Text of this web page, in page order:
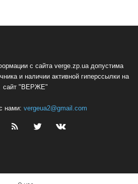
с сайта verge.zp.ua допустима
и наличии активной гиперссылки на
сайт "ВЕРЖЕ"
нами: vergeua2@gmail.com